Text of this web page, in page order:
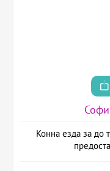
Конна езда за до